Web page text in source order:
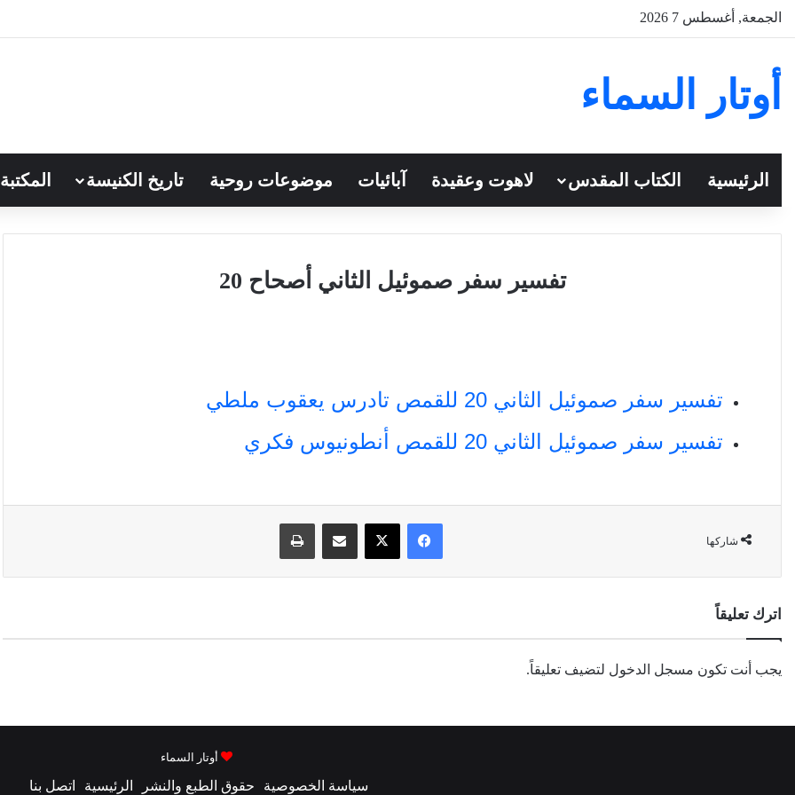
الجمعة, أغسطس 7 2026
أوتار السماء
الرئيسية الكتاب المقدس لاهوت وعقيدة آبائيات موضوعات روحية تاريخ الكنيسة المكتبة
تفسير سفر صموئيل الثاني أصحاح 20
تفسير سفر صموئيل الثاني 20 للقمص تادرس يعقوب ملطي
تفسير سفر صموئيل الثاني 20 للقمص أنطونيوس فكري
شاركها
فيسبوك‫X مشاركة عبر البريد طباعة
اترك تعليقاً
يجب أنت تكون مسجل الدخول لتضيف تعليقاً.
أوتار السماء
سياسة الخصوصية حقوق الطبع والنشر الرئيسية اتصل بنا